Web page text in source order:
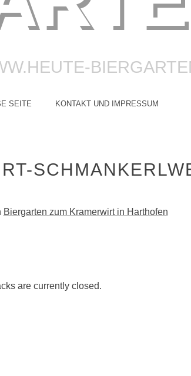
SEITE KONTAKT UND IMPRESSUM
Biergarten zum Kramerwirt in Harthofen
are currently closed.